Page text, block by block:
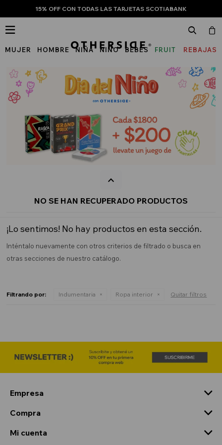
15% OFF CON TODAS LAS TARJETAS SCOTIABANK
MUJER HOMBRE NIÑA NIÑO BEBÉS
FRUIT
THE
LOOM
REBAJAS

NO SE HAN RECUPERADO PRODUCTOS
¡Lo sentimos! No hay productos en esta sección.
Inténtalo nuevamente con otros criterios de filtrado o busca en
otras secciones de nuestro catálogo.
Filtrando por: Indumentaria Ropa interior Quitar filtros
Empresa
Compra
Mi cuenta